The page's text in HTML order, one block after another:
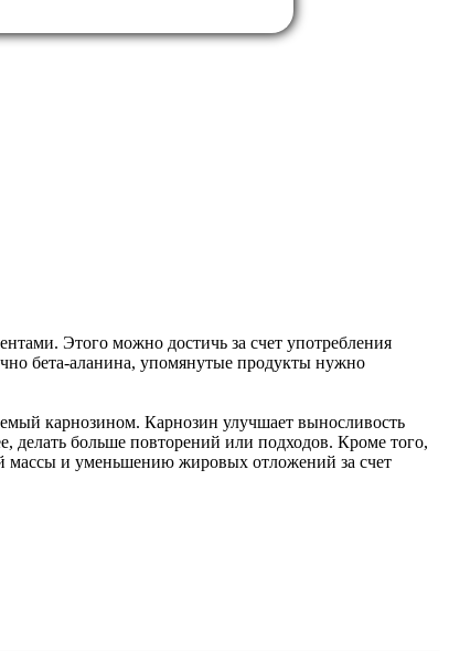
Этого можно достичь за счет употребления
бета-аланина, упомянутые продукты нужно
карнозином. Карнозин улучшает выносливость
делать больше повторений или подходов. Кроме того,
массы и уменьшению жировых отложений за счет